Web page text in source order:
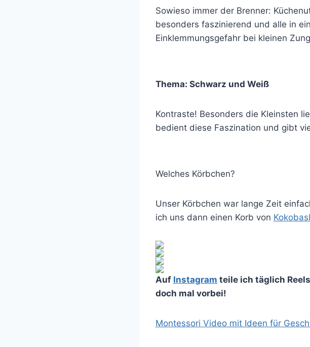
Sowieso immer der Brenner:
besonders faszinierend und alle in
Einklemmungsgefahr bei kleinen
Thema: Schwarz und Weiß
Kontraste! Besonders die Kleinsten
bedient diese Faszination und gibt
Welches Körbchen?
Unser Körbchen war lange Zeit
ich uns dann einen Korb von
Auf Instagram teile ich täglich
doch mal vorbei!
Montessori Video mit Ideen für